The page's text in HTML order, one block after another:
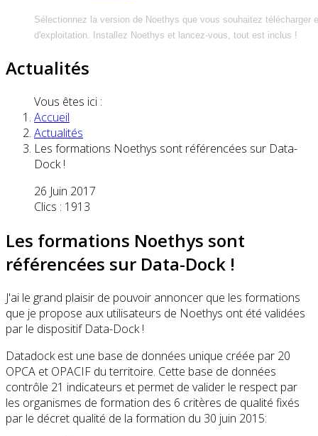
Sélectionnez la version de Noethys que vous souhaitez télécharger
d'exploitation. Installez Noethys et lancez-vous, tout est inclus !
Actualités
Vous êtes ici :
Accueil
Actualités
Les formations Noethys sont référencées sur Data-
Dock !
26 Juin 2017
Clics : 1913
Les formations Noethys sont
référencées sur Data-Dock !
J'ai le grand plaisir de pouvoir annoncer que les formations
que je propose aux utilisateurs de Noethys ont été validées
par le dispositif Data-Dock !
Datadock est une base de données unique créée par 20
OPCA et OPACIF du territoire. Cette base de données
contrôle 21 indicateurs et permet de valider le respect par
les organismes de formation des 6 critères de qualité fixés
par le décret qualité de la formation du 30 juin 2015: